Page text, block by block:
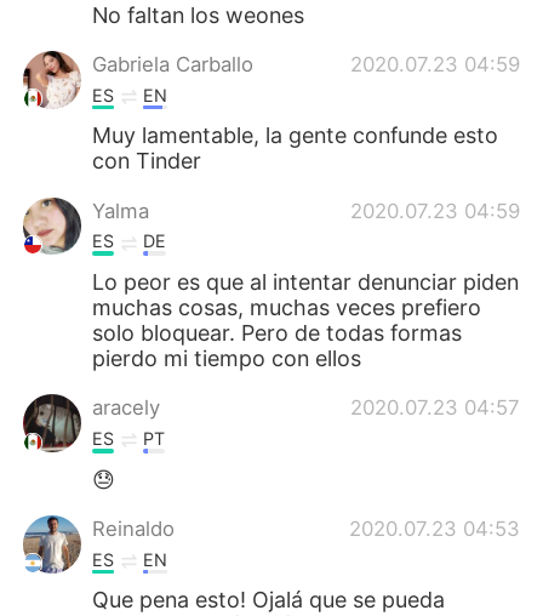
No faltan los weones
Gabriela Carballo 2020.07.23 04:59
ES EN
Muy lamentable, la gente confunde esto
con Tinder
Yalma 2020.07.23 04:59
ES DE
Lo peor es que al intentar denunciar piden
muchas cosas, muchas veces prefiero
solo bloquear. Pero de todas formas
pierdo mi tiempo con ellos
aracely 2020.07.23 04:57
ES PT
😓
Reinaldo 2020.07.23 04:53
ES EN
Que pena esto! Ojalá que se pueda